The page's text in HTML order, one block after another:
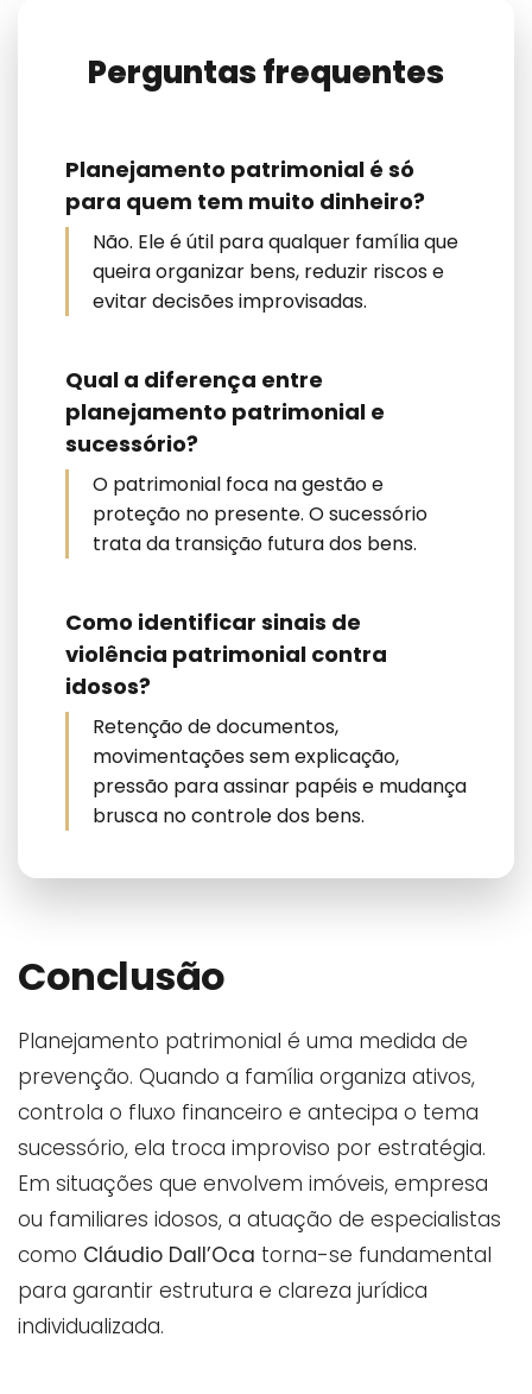
Perguntas frequentes
Planejamento patrimonial é só
para quem tem muito dinheiro?
Não. Ele é útil para qualquer família que
queira organizar bens, reduzir riscos e
evitar decisões improvisadas.
Qual a diferença entre
planejamento patrimonial e
sucessório?
O patrimonial foca na gestão e
proteção no presente. O sucessório
trata da transição futura dos bens.
Como identificar sinais de
violência patrimonial contra
idosos?
Retenção de documentos,
movimentações sem explicação,
pressão para assinar papéis e mudança
brusca no controle dos bens.
Conclusão
Planejamento patrimonial é uma medida de
prevenção. Quando a família organiza ativos,
controla o fluxo financeiro e antecipa o tema
sucessório, ela troca improviso por estratégia.
Em situações que envolvem imóveis, empresa
ou familiares idosos, a atuação de especialistas
como Cláudio Dall’Oca torna-se fundamental
para garantir estrutura e clareza jurídica
individualizada.